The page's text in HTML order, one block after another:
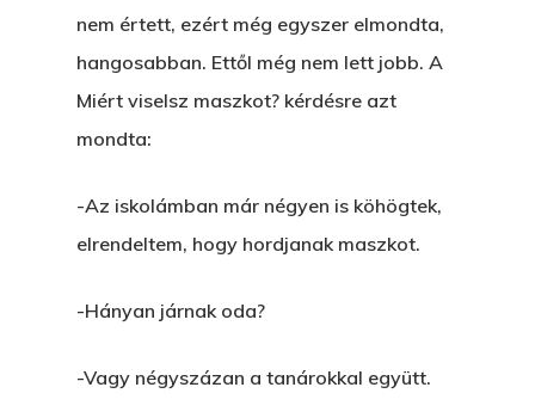
nem értett, ezért még egyszer elmondta,
hangosabban. Ettől még nem lett jobb. A
Miért viselsz maszkot? kérdésre azt
mondta:
-Az iskolámban már négyen is köhögtek,
elrendeltem, hogy hordjanak maszkot.
-Hányan járnak oda?
-Vagy négyszázan a tanárokkal együtt.
AZ IGAZI AJÁNDÉK
Párizs És Újra MI
A „BECSÜLETES”